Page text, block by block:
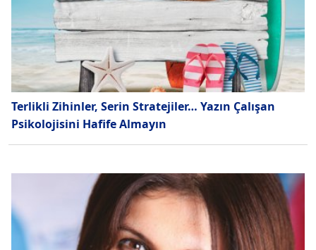
Terlikli Zihinler, Serin Stratejiler… Yazın Çalışan
Psikolojisini Hafife Almayın